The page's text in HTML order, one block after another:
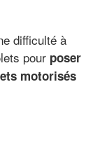
difficulté à
pour poser
motorisés